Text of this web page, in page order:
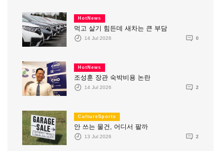
HotNews
먹고 살기 힘든데 새차는 큰 부담
14 Jul 2026 0
HotNews
조성훈 장관 숙박비용 논란
14 Jul 2026 2
CultureSports
안 쓰는 물건, 어디서 팔까
13 Jul 2026 2